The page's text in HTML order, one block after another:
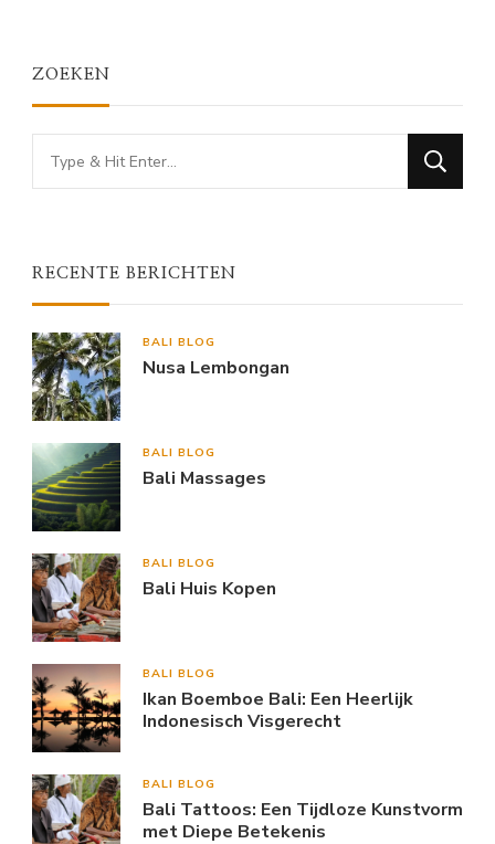
ZOEKEN
Looking
for
RECENTE BERICHTEN
BALI BLOG
Nusa Lembongan
BALI BLOG
Bali Massages
BALI BLOG
Bali Huis Kopen
BALI BLOG
Ikan Boemboe Bali: Een Heerlijk
Indonesisch Visgerecht
BALI BLOG
Bali Tattoos: Een Tijdloze Kunstvorm
met Diepe Betekenis